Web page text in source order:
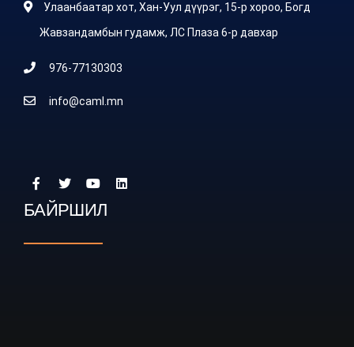
Улаанбаатар хот, Хан-Уул дүүрэг, 15-р хороо, Богд
Жавзандамбын гудамж, ЛС Плаза 6-р давхар
976-77130303
info@caml.mn
БАЙРШИЛ